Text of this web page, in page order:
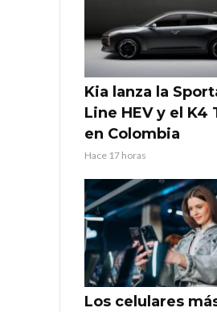
Kia lanza la
Line HEV y el K4
en Colombia
Hace 17 horas
Los celulares